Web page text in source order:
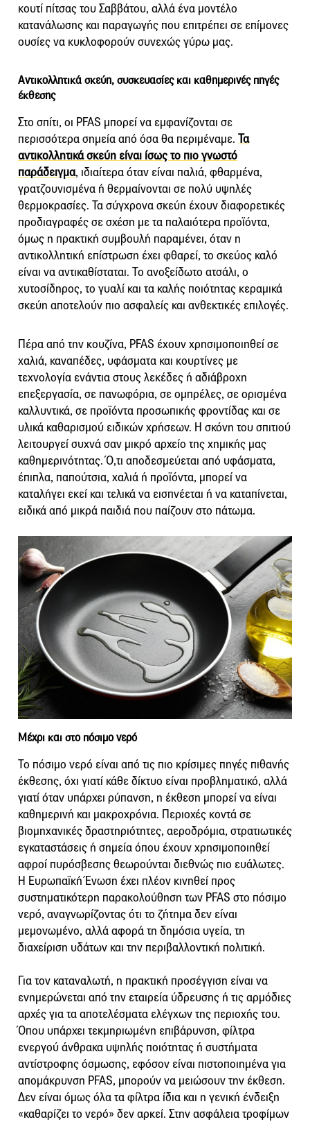
κουτί πίτσας του Σαββάτου, αλλά ένα μοντέλο
κατανάλωσης και παραγωγής που επιτρέπει σε επίμονες
ουσίες να κυκλοφορούν συνεχώς γύρω μας.
Αντικολλητικά σκεύη, συσκευασίες και καθημερινές πηγές
έκθεσης
Στο σπίτι, οι PFAS μπορεί να εμφανίζονται σε
περισσότερα σημεία από όσα θα περιμέναμε. Τα
αντικολλητικά σκεύη είναι ίσως το πιο γνωστό
παράδειγμα, ιδιαίτερα όταν είναι παλιά, φθαρμένα,
γρατζουνισμένα ή θερμαίνονται σε πολύ υψηλές
θερμοκρασίες. Τα σύγχρονα σκεύη έχουν διαφορετικές
προδιαγραφές σε σχέση με τα παλαιότερα προϊόντα,
όμως η πρακτική συμβουλή παραμένει, όταν η
αντικολλητική επίστρωση έχει φθαρεί, το σκεύος καλό
είναι να αντικαθίσταται. Το ανοξείδωτο ατσάλι, ο
χυτοσίδηρος, το γυαλί και τα καλής ποιότητας κεραμικά
σκεύη αποτελούν πιο ασφαλείς και ανθεκτικές επιλογές.
Πέρα από την κουζίνα, PFAS έχουν χρησιμοποιηθεί σε
χαλιά, καναπέδες, υφάσματα και κουρτίνες με
τεχνολογία ενάντια στους λεκέδες ή αδιάβροχη
επεξεργασία, σε πανωφόρια, σε ομπρέλες, σε ορισμένα
καλλυντικά, σε προϊόντα προσωπικής φροντίδας και σε
υλικά καθαρισμού ειδικών χρήσεων. Η σκόνη του σπιτιού
λειτουργεί συχνά σαν μικρό αρχείο της χημικής μας
καθημερινότητας. Ό,τι αποδεσμεύεται από υφάσματα,
έπιπλα, παπούτσια, χαλιά ή προϊόντα, μπορεί να
καταλήγει εκεί και τελικά να εισπνέεται ή να καταπίνεται,
ειδικά από μικρά παιδιά που παίζουν στο πάτωμα.
Μέχρι και στο πόσιμο νερό
Το πόσιμο νερό είναι από τις πιο κρίσιμες πηγές πιθανής
έκθεσης, όχι γιατί κάθε δίκτυο είναι προβληματικό, αλλά
γιατί όταν υπάρχει ρύπανση, η έκθεση μπορεί να είναι
καθημερινή και μακροχρόνια. Περιοχές κοντά σε
βιομηχανικές δραστηριότητες, αεροδρόμια, στρατιωτικές
εγκαταστάσεις ή σημεία όπου έχουν χρησιμοποιηθεί
αφροί πυρόσβεσης θεωρούνται διεθνώς πιο ευάλωτες.
Η Ευρωπαϊκή Ένωση έχει πλέον κινηθεί προς
συστηματικότερη παρακολούθηση των PFAS στο πόσιμο
νερό, αναγνωρίζοντας ότι το ζήτημα δεν είναι
μεμονωμένο, αλλά αφορά τη δημόσια υγεία, τη
διαχείριση υδάτων και την περιβαλλοντική πολιτική.
Για τον καταναλωτή, η πρακτική προσέγγιση είναι να
ενημερώνεται από την εταιρεία ύδρευσης ή τις αρμόδιες
αρχές για τα αποτελέσματα ελέγχων της περιοχής του.
Όπου υπάρχει τεκμηριωμένη επιβάρυνση, φίλτρα
ενεργού άνθρακα υψηλής ποιότητας ή συστήματα
αντίστροφης όσμωσης, εφόσον είναι πιστοποιημένα για
απομάκρυνση PFAS, μπορούν να μειώσουν την έκθεση.
Δεν είναι όμως όλα τα φίλτρα ίδια και η γενική ένδειξη
«καθαρίζει το νερό» δεν αρκεί. Στην ασφάλεια τροφίμων